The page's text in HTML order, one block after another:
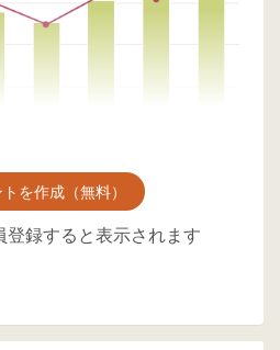
を作成（無料）
登録すると表示されます